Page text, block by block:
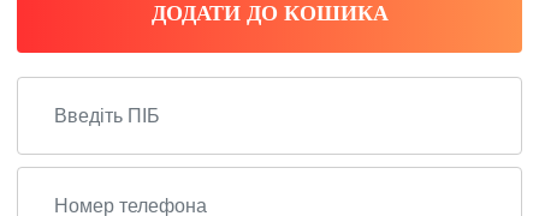
ДОДАТИ ДО КОШИКА